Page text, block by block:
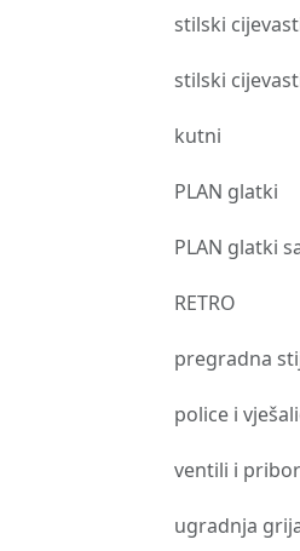
stilski
stilski
kutni
PLAN glatki
PLAN glatki
RETRO
pregradna
police i
ventili i pribor
ugradnja